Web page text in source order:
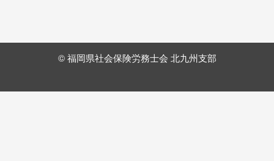
©︎ 福岡県社会保険労務士会 北九州支部